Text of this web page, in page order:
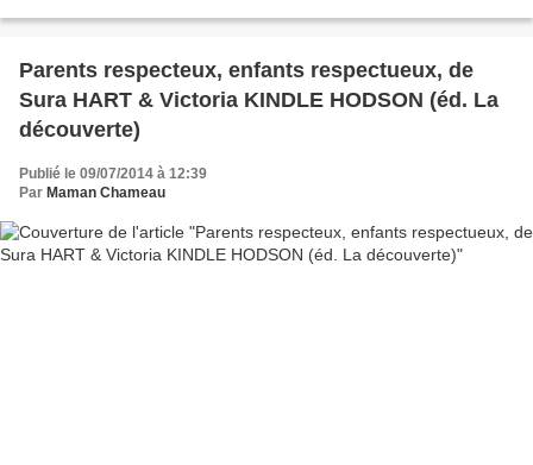
Parents respecteux, enfants respectueux, de
Sura HART & Victoria KINDLE HODSON (éd. La
découverte)
Publié le 09/07/2014 à 12:39
Par Maman Chameau